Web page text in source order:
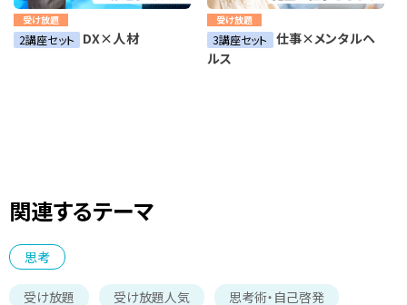
受け放題
2講座セット DX×人材
受け放題
3講座セット 仕事×メンタルヘ
ルス
関連するテーマ
思考
受け放題 受け放題人気 思考術・自己啓発